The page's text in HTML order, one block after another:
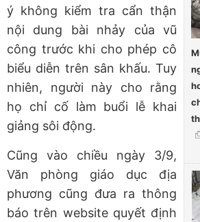
ý không kiểm tra cẩn thận
nội dung bài nhảy của vũ
công trước khi cho phép cô
biểu diễn trên sân khấu. Tuy
nhiên, người này cho rằng
họ chỉ cố làm buổi lễ khai
giảng sôi động.
Cũng vào chiều ngày 3/9,
Văn phòng giáo dục địa
phương cũng đưa ra thông
báo trên website quyết định